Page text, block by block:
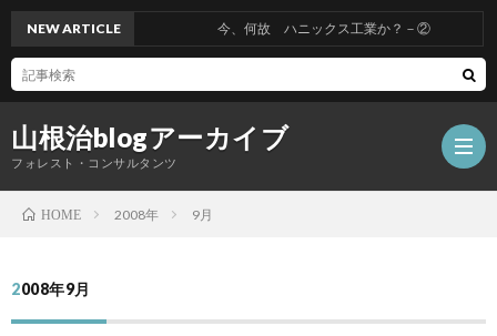
山根治blogアーカイブ
フォレスト・コンサルタンツ
冤
NEW ARTICLE 今、何故 ハニックス工業か？－②
HOME 2008年 9月
2008年9月